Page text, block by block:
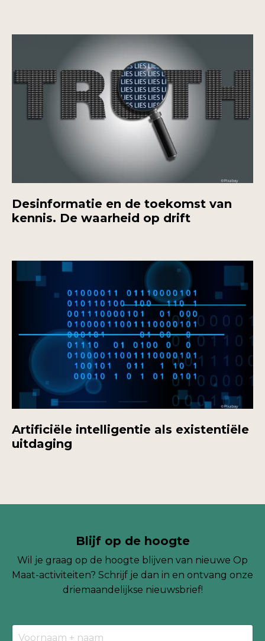
Desinformatie en de toekomst van
kennis. De waarheid op drift
Artificiële intelligentie als existentiële
uitdaging
Blijf op de hoogte
Wil je graag op de hoogte blijven van nieuwe Op
Maat-activiteiten? Schrijf je dan in en ontvang onze
driemaandelijkse nieuwsbrief!